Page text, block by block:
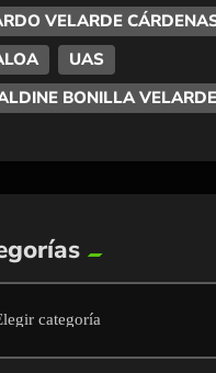
VELARDE
UAS
BONILLA VELARDE